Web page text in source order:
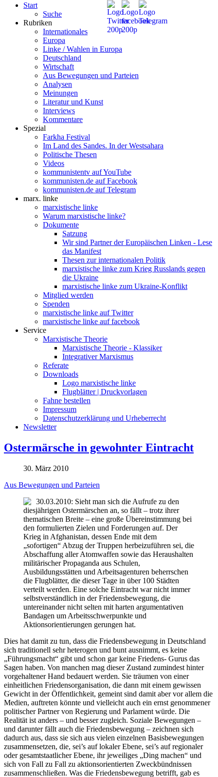
Start
Suche
Rubriken
Internationales
Europa
Linke / Wahlen in Europa
Deutschland
Wirtschaft
Aus Bewegungen und Parteien
Analysen
Meinungen
Literatur und Kunst
Interviews
Kommentare
Spezial
Farkha Festival
Im Land des Sandes. In der Westsahara
Politische Thesen
Videos
kommunistentv auf YouTube
kommunisten.de auf Facebook
kommunisten.de auf Telegram
marx. linke
marxistische linke
Warum marxistische linke?
Dokumente
Satzung
Wir sind Partner der Europäischen Linken - Lese
das Manifest
Thesen zur internationalen Politik
marxistische linke zum Krieg Russlands gegen
die Ukraine
marxistische linke zum Ukraine-Konflikt
Mitglied werden
Spenden
marxistische linke auf Twitter
marxistische linke auf facebook
Service
Marxistische Theorie
Marxistische Theorie - Klassiker
Integrativer Marxismus
Referate
Downloads
Logo marxistische linke
Flugblätter | Druckvorlagen
Fahne bestellen
Impressum
Datenschutzerklärung und Urheberrecht
Newsletter
Ostermärsche in gewohnter Eintracht
30. März 2010
Aus Bewegungen und Parteien
30.03.2010: Sieht man sich die Aufrufe zu den
diesjährigen Ostermärschen an, so fällt – trotz ihrer
thematischen Breite – eine große Übereinstimmung bei
den formulierten Zielen und Forderungen auf. Der
Krieg in Afghanistan, dessen Ende mit dem
„sofortigen“ Abzug der Truppen herbeizuführen sei, die
Abschaffung aller Atomwaffen sowie das Heraushalten
militärischer Propaganda aus Schulen,
Ausbildungsstätten und Arbeitsagenturen beherrschen
die Flugblätter, die dieser Tage in über 100 Städten
verteilt werden. Eine solche Eintracht war nicht immer
selbstverständlich in der Friedensbewegung, die
untereinander nicht selten mit harten argumentativen
Bandagen um Arbeitsschwerpunkte und
Aktionsorientierungen gerungen hat.
Dies hat damit zu tun, dass die Friedensbewegung in Deutschland
sich traditionell sehr heterogen und bunt ausnimmt, es keine
„Führungsmacht“ gibt und schon gar keine Friedens- Gurus das
Sagen haben. Von manchen mag dieser Zustand zumindest hinter
vorgehaltener Hand bedauert werden. Sie träumen von einer
einheitlichen Friedensorganisation, die dann mit einem gewissen
Gewicht in der Öffentlichkeit, gemeint sind damit aber vor allem die
Medien, auftreten könnte und vielleicht auch ein ernst genommener
politischer Partner von Regierung und Parlament würde. Die
Realität ist anders – und besser zugleich. Soziale Bewegungen –
und darunter fällt auch die Friedensbewegung – zeichnen sich
dadurch aus, dass sie sich aus vielen einzelnen Basisbewegungen
zusammensetzen, die, sei’s auf lokaler Ebene, sei’s auf regionaler
oder gesamtstaatlicher Ebene, ihr jeweiliges „Ding machen“ und
sich von Fall zu Fall zu aktionsorientierten Zweckbündnissen
zusammenschließen. Was die Friedensbewegung betrifft, gab es